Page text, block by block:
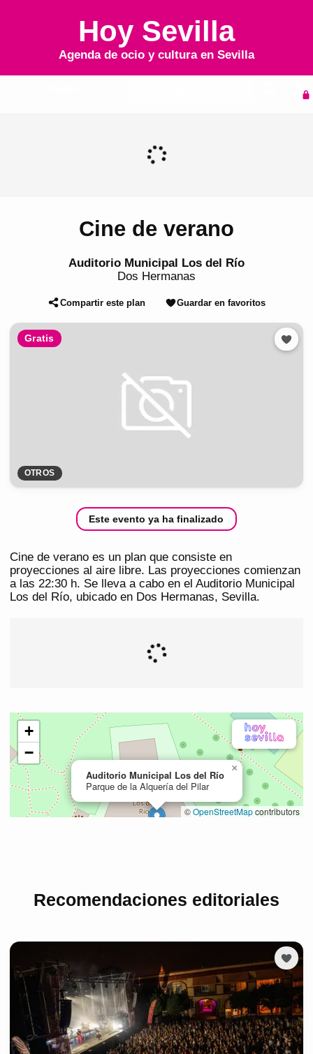
Hoy Sevilla
Agenda de ocio y cultura en Sevilla
Cine de verano
Auditorio Municipal Los del Río
Dos Hermanas
Compartir este plan Guardar en favoritos
Gratis
OTROS
Este evento ya ha finalizado
Cine de verano es un plan que consiste en
proyecciones al aire libre. Las proyecciones comienzan
a las 22:30 h. Se lleva a cabo en el Auditorio Municipal
Los del Río, ubicado en Dos Hermanas, Sevilla.
Recomendaciones editoriales